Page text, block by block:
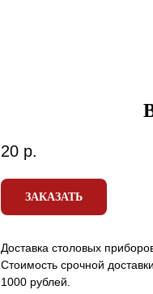
20 р.
ЗАКАЗАТЬ
Доставка столовых
Стоимость срочной
1000 рублей.